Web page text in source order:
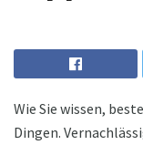
Wie Sie wissen,
Dingen.